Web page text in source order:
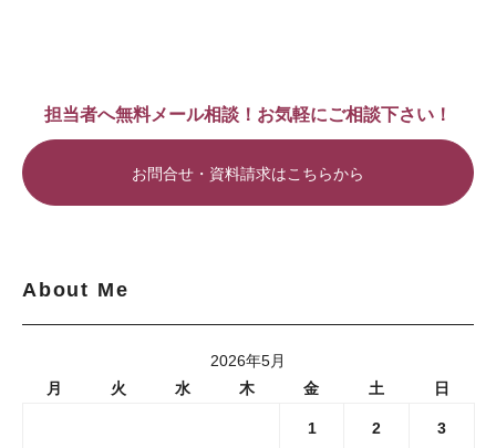
担当者へ無料メール相談！お気軽にご相談下さい！
お問合せ・資料請求はこちらから
About Me
2026年5月
月
火 水 木 金 土 日
1 2 3